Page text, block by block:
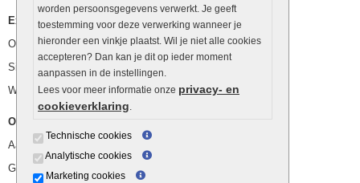
worden persoonsgegevens verwerkt. Je geeft
toestemming voor deze verwerking wanneer je
hieronder een vinkje plaatst. Wil je niet alle cookies
accepteren? Dan kan je dit op ieder moment
aanpassen in de instellingen.
Lees voor meer informatie onze privacy- en
cookieverklaring.
Technische cookies
Analytische cookies
Marketing cookies
Extra benodigdheden
Ophoogzand
Siergrind en siersplit
Waterafvoer
Overig
Aanbiedingen
Goedkope bestrating